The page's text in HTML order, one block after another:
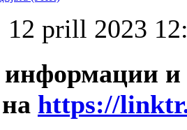
12 prill 2023
информации и
https://